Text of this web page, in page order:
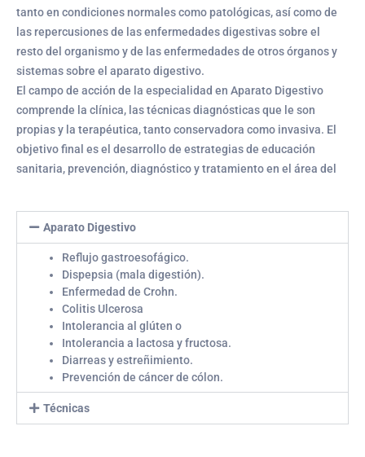
tanto en condiciones normales como patológicas, así como de
las repercusiones de las enfermedades digestivas sobre el
resto del organismo y de las enfermedades de otros órganos y
sistemas sobre el aparato digestivo.
El campo de acción de la especialidad en Aparato Digestivo
comprende la clínica, las técnicas diagnósticas que le son
propias y la terapéutica, tanto conservadora como invasiva. El
objetivo final es el desarrollo de estrategias de educación
sanitaria, prevención, diagnóstico y tratamiento en el área del
Aparato Digestivo
Reflujo gastroesofágico.
Dispepsia (mala digestión).
Enfermedad de Crohn.
Colitis Ulcerosa
Intolerancia al glúten o
Intolerancia a lactosa y fructosa.
Diarreas y estreñimiento.
Prevención de cáncer de cólon.
Técnicas